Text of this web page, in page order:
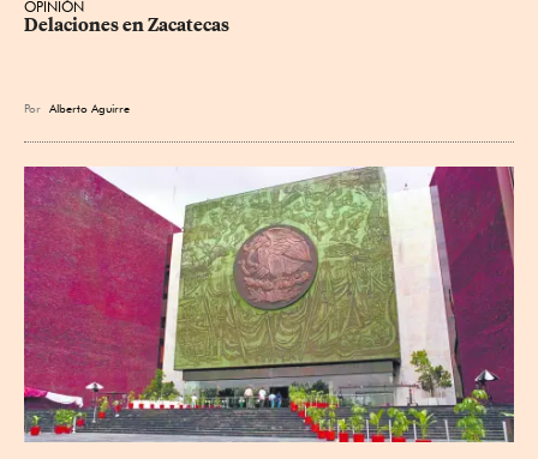
OPINIÓN
Delaciones en Zacatecas
Por Alberto Aguirre